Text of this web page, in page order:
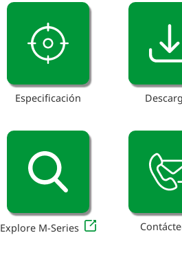
Especificación
Explore M-Series